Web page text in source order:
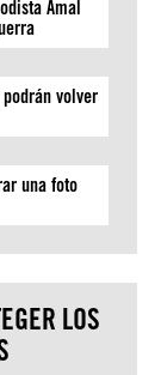
Amal
volver
una foto
LOS